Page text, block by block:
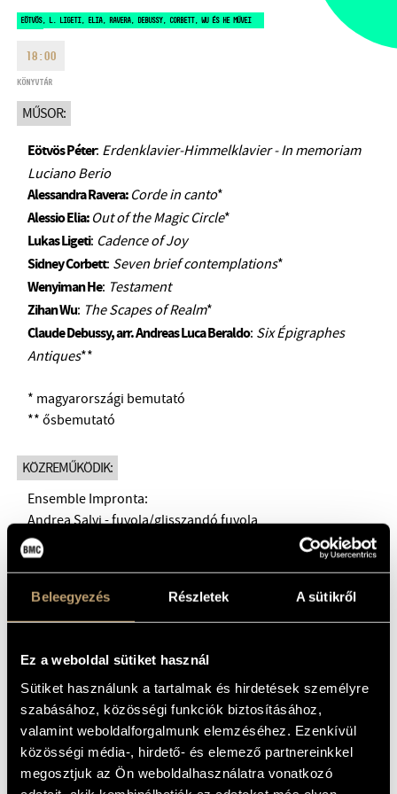
Beleegyezés Részletek A sütikről
Ez a weboldal sütiket használ
Sütiket használunk a tartalmak és hirdetések személyre
szabásához, közösségi funkciók biztosításához,
valamint weboldalforgalmunk elemzéséhez. Ezenkívül
közösségi média-, hirdető- és elemező partnereinkkel
megosztjuk az Ön weboldalhasználatra vonatkozó
FAX
EMAIL
info@bmc.hu
HÉTFŐ:09:00-18:00
BMC HÁZ
OPUS JAZZ CLUB
BMC RECORDS
ZENEI INFORMÁCIÓS KÖZPONT ÉS KÖNYVTÁR
BMC NEMZETKÖZI CIMBALOMVERSENY 2019
EÖTVÖS, L. LIGETI, ELIA, RAVERA, DEBUSSY, CORBETT, WU ÉS HE MŰVEI
18:00
KÖNYVTÁR
MŰSOR:
Eötvös Péter: Erdenklavier-Himmelklavier - In memoriam
Luciano Berio
Alessandra Ravera:Corde in canto*
Alessio Elia:Out of the Magic Circle*
Lukas Ligeti: Cadence of Joy
Sidney Corbett: Seven brief contemplations*
Wenyiman He: Testament
Zihan Wu: The Scapes of Realm*
Claude Debussy, arr. Andreas Luca Beraldo: Six Épigraphes
Antiques**
* magyarországi bemutató
** ősbemutató
KÖZREMŰKÖDIK:
Ensemble Impronta:
Andrea Salvi - fuvola/glisszandó fuvola
Pálfi Csaba - klarinét
Yamagami Sohei - zongora
Román Mikola - hegedű
Radics Ádám - hegedű
Chung Hosung - cselló
vezényel: Eddi de Nadai
A műsoron szereplő kompozíciókat egy olyan zenei
örökség köti össze, amely egyik zeneszerzőről a másikra